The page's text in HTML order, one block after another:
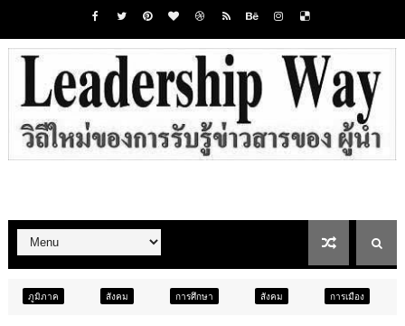
สังคม การศึกษา สังคม การเมือง ภูมิภาค